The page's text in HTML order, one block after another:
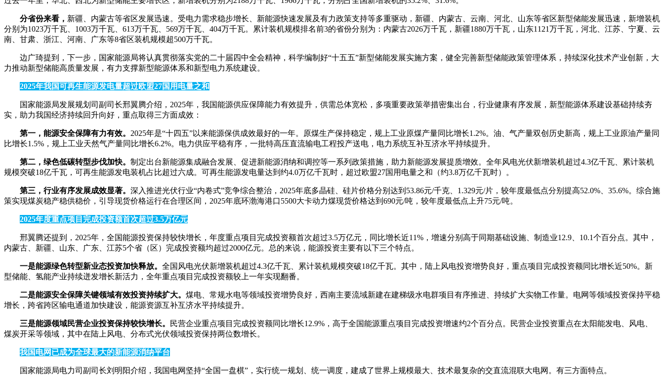
分省份来看， 新疆、内蒙古等省区发展迅速。受电力需求稳步增长、新能源快速发展及有力政策支持等多重驱动，新疆、内蒙古、云南、河北、山东等省区新型储能发展迅速，新增装机
分别为1023万千瓦、1003万千瓦、613万千瓦、569万千瓦、404万千瓦。累计装机规模排名前3的省份分别为：内蒙古2026万千瓦，新疆1880万千瓦，山东1121万千瓦，河北、江苏、宁夏、云
南、甘肃、浙江、河南、广东等8省区装机规模超500万千瓦。
边广琦提到，下一步，国家能源局将认真贯彻落实党的二十届四中全会精神，科学编制好“十五五”新型储能发展实施方案，健全完善新型储能政策管理体系，持续深化技术产业创新，大
力推动新型储能高质量发展，有力支撑新型能源体系和新型电力系统建设。
2025年我国可再生能源发电量超过欧盟27国用电量之和
国家能源局发展规划司副司长邢翼腾介绍，2025年，我国能源供应保障能力有效提升，供需总体宽松，多项重要政策举措密集出台，行业健康有序发展，新型能源体系建设基础持续夯
实，助力我国经济持续回升向好，重点取得三方面成效：
第一，能源安全保障有力有效。 2025年是“十四五”以来能源保供成效最好的一年。原煤生产保持稳定，规上工业原煤产量同比增长1.2%。油、气产量双创历史新高，规上工业原油产量同
比增长1.5%，规上工业天然气产量同比增长6.2%。电力供应平稳有序，一批特高压直流输电工程投产送电，电力系统互补互济水平持续提升。
第二，绿色低碳转型步伐加快。 制定出台新能源集成融合发展、促进新能源消纳和调控等一系列政策措施，助力新能源发展提质增效。全年风电光伏新增装机超过4.3亿千瓦、累计装机
规模突破18亿千瓦，可再生能源发电装机占比超过六成。可再生能源发电量达到约4.0万亿千瓦时，超过欧盟27国用电量之和（约3.8万亿千瓦时）。
第三，行业有序发展成效显著。 深入推进光伏行业“内卷式”竞争综合整治，2025年底多晶硅、硅片价格分别达到53.86元/千克、1.329元/片，较年度最低点分别提高52.0%、35.6%。综合施
策实现煤炭稳产稳供稳价，引导现货价格运行在合理区间，2025年底环渤海港口5500大卡动力煤现货价格达到690元/吨，较年度最低点上升75元/吨。
2025年度重点项目完成投资额首次超过3.5万亿元
邢翼腾还提到，2025年，全国能源投资保持较快增长，年度重点项目完成投资额首次超过3.5万亿元，同比增长近11%，增速分别高于同期基础设施、制造业12.9、10.1个百分点。其中，
内蒙古、新疆、山东、广东、江苏5个省（区）完成投资额均超过2000亿元。总的来说，能源投资主要有以下三个特点。
一是能源绿色转型新业态投资加快释放。 全国风电光伏新增装机超过4.3亿千瓦、累计装机规模突破18亿千瓦。其中，陆上风电投资增势良好，重点项目完成投资额同比增长近50%。新
型储能、氢能产业持续迸发增长新活力，全年重点项目完成投资额较上一年实现翻番。
二是能源安全保障关键领域有效投资持续扩大。 煤电、常规水电等领域投资增势良好，西南主要流域新建在建梯级水电群项目有序推进、持续扩大实物工作量。电网等领域投资保持平稳
增长，跨省跨区输电通道加快建设，能源资源互补互济水平持续提升。
三是能源领域民营企业投资保持较快增长。
民营企业重点项目完成投资额同比增长12.9%，高于全国能源重点项目完成投资增速约2个百分点。民营企业投资重点在太阳能发电、风电、
煤炭开采等领域，其中在陆上风电、分布式光伏领域投资保持两位数增长。
我国电网已成为全球最大的新能源消纳平台
国家能源局电力司副司长刘明阳介绍，我国电网坚持“全国一盘棋”，实行统一规划、统一调度，建成了世界上规模最大、技术最复杂的交直流混联大电网。有三方面特点。